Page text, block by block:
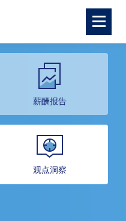
薪酬报告
观点洞察